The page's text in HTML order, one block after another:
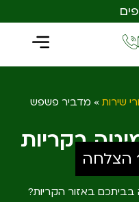
שירות » מדביר פשפש
בקריות
באזור הקריות?